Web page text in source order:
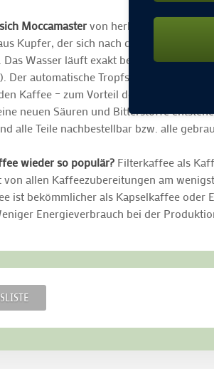
Moccamastervon herkömmlichen
Kupfer, der sich nach dem
Wasser läuft exakt bei 92˚C bis 94˚C
Der automatische Tropfstopp ist ein
Kaffee – zum Vorteil des
neuen Säuren und Bitterstoffe
alle Teile nachbestellbar bzw. alle
wieder so populär? Filterkaffee als
allen Kaffeezubereitungen am
ist bekömmlicher als Kapselkaffee
Energieverbrauch bei der